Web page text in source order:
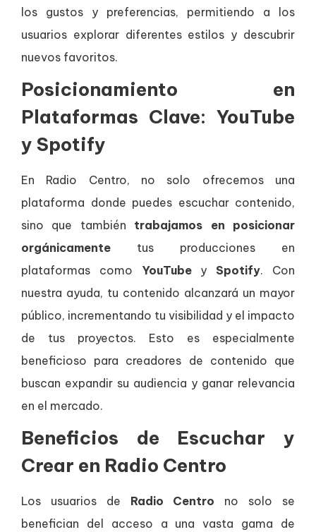
los gustos y preferencias, permitiendo a los
usuarios explorar diferentes estilos y descubrir
nuevos favoritos.
Posicionamiento en
Plataformas Clave: YouTube
y Spotify
En Radio Centro, no solo ofrecemos una
plataforma donde puedes escuchar contenido,
sino que también trabajamos en posicionar
orgánicamente tus producciones en
plataformas como YouTubey Spotify. Con
nuestra ayuda, tu contenido alcanzará un mayor
público, incrementando tu visibilidad y el impacto
de tus proyectos. Esto es especialmente
beneficioso para creadores de contenido que
buscan expandir su audiencia y ganar relevancia
en el mercado.
Beneficios de Escuchar y
Crear en Radio Centro
Los usuarios de Radio Centro no solo se
benefician del acceso a una vasta gama de